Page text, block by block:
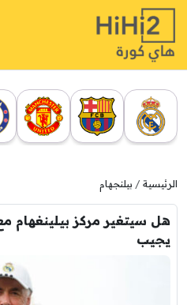
الرئيسية بيلنجهام
هل سيتغير مركز بيلينغهام
يجيب